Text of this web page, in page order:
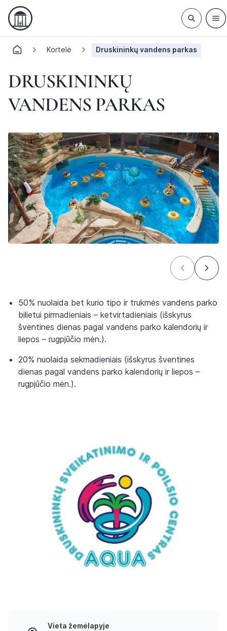
Kortelė Druskininkų vandens parkas
DRUSKININKŲ
VANDENS PARKAS
50% nuolaida bet kurio tipo ir trukmės vandens parko
bilietui pirmadieniais – ketvirtadieniais (išskyrus
šventines dienas pagal vandens parko kalendorių ir
liepos – rugpjūčio mėn.).
20% nuolaida sekmadieniais (išskyrus šventines
dienas pagal vandens parko kalendorių ir liepos –
rugpjūčio mėn.).
Vieta žemėlapyje